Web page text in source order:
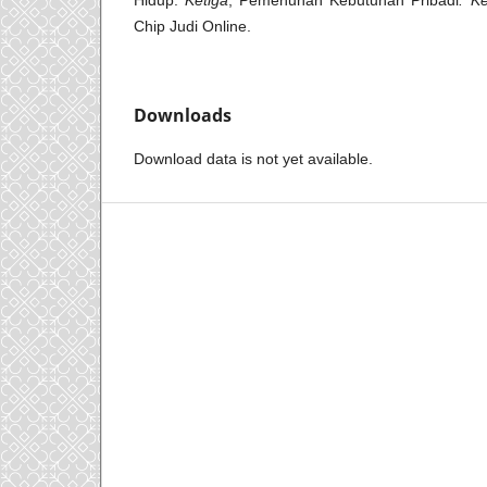
Chip Judi Online.
Downloads
Download data is not yet available.